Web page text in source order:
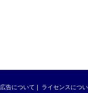
広告について ライセンスにつ